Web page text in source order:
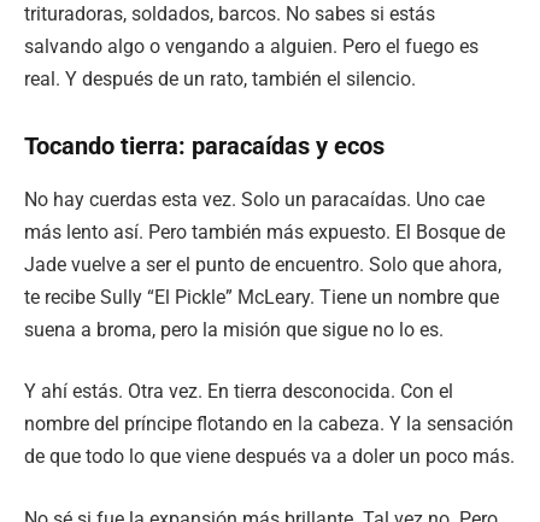
trituradoras, soldados, barcos. No sabes si estás
salvando algo o vengando a alguien. Pero el fuego es
real. Y después de un rato, también el silencio.
Tocando tierra: paracaídas y ecos
No hay cuerdas esta vez. Solo un paracaídas. Uno cae
más lento así. Pero también más expuesto. El Bosque de
Jade vuelve a ser el punto de encuentro. Solo que ahora,
te recibe Sully “El Pickle” McLeary. Tiene un nombre que
suena a broma, pero la misión que sigue no lo es.
Y ahí estás. Otra vez. En tierra desconocida. Con el
nombre del príncipe flotando en la cabeza. Y la sensación
de que todo lo que viene después va a doler un poco más.